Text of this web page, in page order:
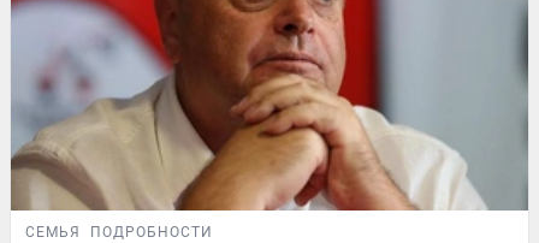
СЕМЬЯ ПОДРОБНОСТИ